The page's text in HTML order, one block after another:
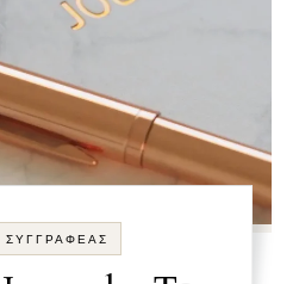
ΣΥΓΓΡΑΦΕΑΣ